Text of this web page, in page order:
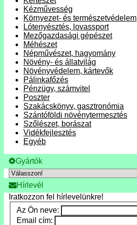
Kézművesség
Környezet- és természetvédelem
Lótenyésztés, lovassport
Mezőgazdasági gépészet
Méhészet
Népművészet, hagyomány
Növény- és állatvilág
Növényvédelem, kártevők
Pálinkafőzés
Pénzügy, számvitel
Poszter
Szakácskönyv, gasztronómia
Szántóföldi növénytermesztés
Szőlészet, borászat
Vidékfejlesztés
Egyéb
Gyártók
Hírlevél
Iratkozzon fel hírlevelünkre!
Az Ön neve:
Email cím: